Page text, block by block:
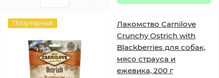
Популярный
Лакомство Carnilove
Crunchy Ostrich with
Blackberries для собак,
мясо страуса и
ежевика, 200 г